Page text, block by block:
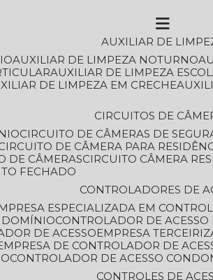
AUXILIAR DE
AUXILIAR DE LIMPEZA NOTURNO
AUXILIAR DE LIMPEZA
DE LIMPEZA EM CRECHE
CIRCUITOS DE
CIRCUITO DE CÂMERAS DE
CIRCUITO DE CÂMERA PARA
DE CÂMERAS CIRCUITO CÂMERA
FECHADO
CONTROLADORES DE
EMPRESA ESPECIALIZADA EM
CONTROLADOR DE
DE ACESSO
EMPRESA
EMPRESA DE CONTROLADOR DE
CONTROLADOR DE ACESSO
CONTROLES DE